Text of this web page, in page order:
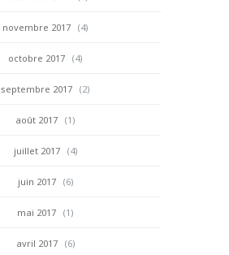
novembre 2017 (4)
octobre 2017 (4)
septembre 2017 (2)
août 2017 (1)
juillet 2017 (4)
juin 2017 (6)
mai 2017 (1)
avril 2017 (6)